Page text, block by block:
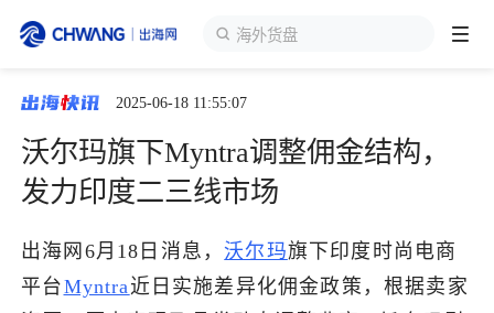
海外货盘
跨境展会
出海服务
出海资讯
2025-06-18 11:55:07
沃尔玛旗下Myntra调整佣金结构，
发力印度二三线市场
出海网6月18日消息，沃尔玛旗下印度时尚电商
平台Myntra近日实施差异化佣金政策，根据卖家